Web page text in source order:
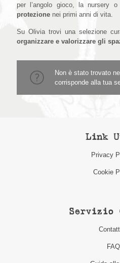
per l’angolo gioco, la nursery
protezione nei primi anni di vita.
Su Olivia trovi una selezione
organizzare e valorizzare gli
Non è stato trovato
corrisponde alla tua
Link
Privacy
Cookie
Servizio
FAQ